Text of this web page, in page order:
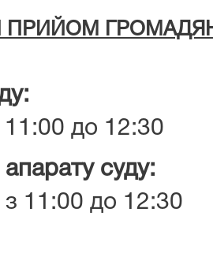
ПРИЙОМ
до 12:30
суду:
з 11:00 до 12:30